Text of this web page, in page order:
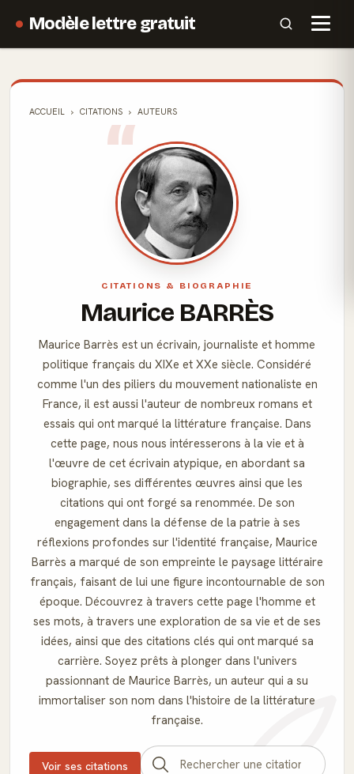
Modèle lettre gratuit
ACCUEIL CITATIONS AUTEURS
CITATIONS & BIOGRAPHIE
Maurice BARRÈS
Maurice Barrès est un écrivain, journaliste et homme
politique français du XIXe et XXe siècle. Considéré
comme l'un des piliers du mouvement nationaliste en
France, il est aussi l'auteur de nombreux romans et
essais qui ont marqué la littérature française. Dans
cette page, nous nous intéresserons à la vie et à
l'œuvre de cet écrivain atypique, en abordant sa
biographie, ses différentes œuvres ainsi que les
citations qui ont forgé sa renommée. De son
engagement dans la défense de la patrie à ses
réflexions profondes sur l'identité française, Maurice
Barrès a marqué de son empreinte le paysage littéraire
français, faisant de lui une figure incontournable de son
époque. Découvrez à travers cette page l'homme et
ses mots, à travers une exploration de sa vie et de ses
idées, ainsi que des citations clés qui ont marqué sa
carrière. Soyez prêts à plonger dans l'univers
passionnant de Maurice Barrès, un auteur qui a su
immortaliser son nom dans l'histoire de la littérature
française.
Voir ses citations